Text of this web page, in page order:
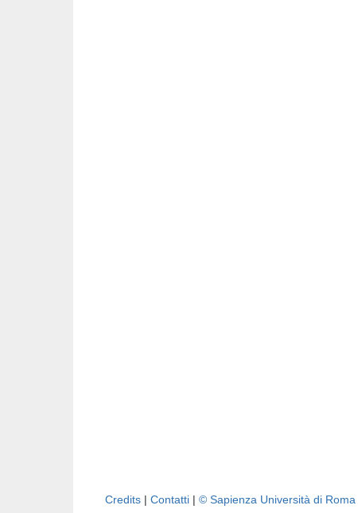
Credits | Contatti | © Sapienza Università di Roma